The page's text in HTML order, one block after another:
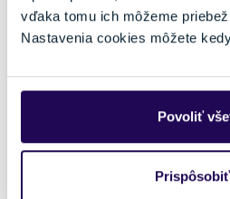
vďaka tomu ich môžeme
Nastavenia cookies môžete
Povoliť
Prispôsobiť
Lyžiarska prilba
-50 % 45,00
Pohlavie
Áno
Možnosť nastavenia veľkosti Typ uší